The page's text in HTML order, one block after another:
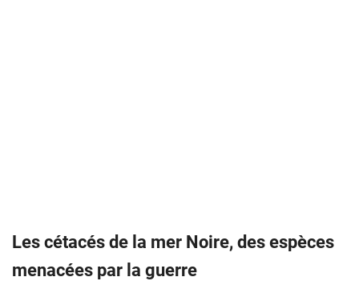
Les cétacés de la mer Noire, des espèces
menacées par la guerre